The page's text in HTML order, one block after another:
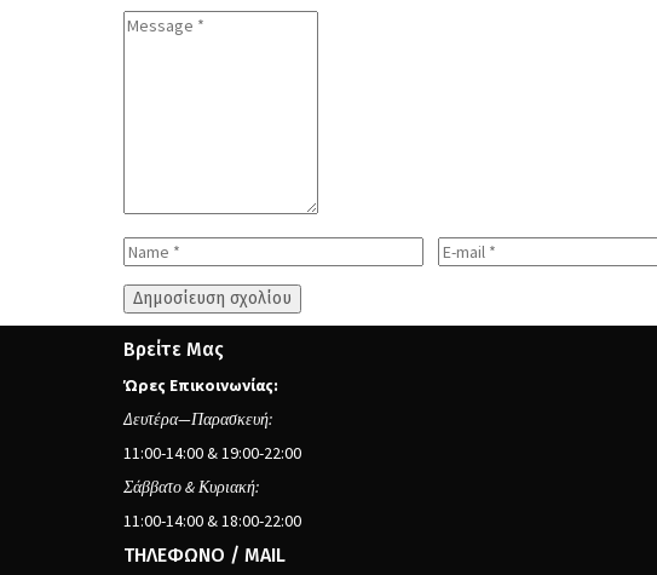
Βρείτε Μας
Ώρες Επικοινωνίας:
Δευτέρα—Παρασκευή:
11:00-14:00 & 19:00-22:00
Σάββατο & Κυριακή:
11:00-14:00 & 18:00-22:00
ΤΗΛΕΦΩΝΟ / MAIL